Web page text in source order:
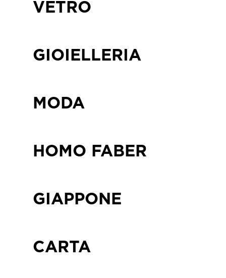
VETRO
GIOIELLERIA
MODA
HOMO FABER
GIAPPONE
CARTA